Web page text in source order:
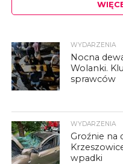
WYDARZENIA
Nocna
Wolanki.
sprawców
WYDARZENIA
Groźnie na
wpadki